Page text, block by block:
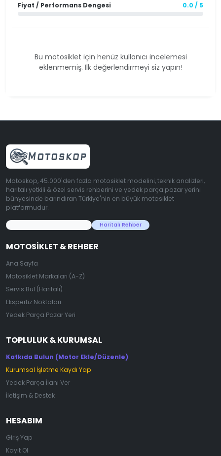
Fiyat / Performans Dengesi 0.0 / 5
Bu motosiklet için henüz kullanıcı incelemesi
eklenmemiş. İlk değerlendirmeyi siz yapın!
Motoskop, 45.000'den fazla motosiklet modelini, teknik analizleri,
haritalı yetkili & özel servis rehberini ve yedek parça pazar yerini
bünyesinde barındıran Türkiye'nin en büyük motosiklet
platformudur.
Haritalı Rehber
MOTOSIKLET & REHBER
Ana Sayfa
Motosiklet Markaları (A-Z)
Servis Bul (Haritalı)
Ekspertiz Noktaları
Yedek Parça Pazar Yeri
TOPLULUK & KURUMSAL
Katkıda Bulun (Motor Ekle/Düzenle)
Kurumsal İşletme Kaydı Yap
Yedek Parça İlanı Ver
İletişim & Destek
HESABIM
Giriş Yap
Kayıt Ol